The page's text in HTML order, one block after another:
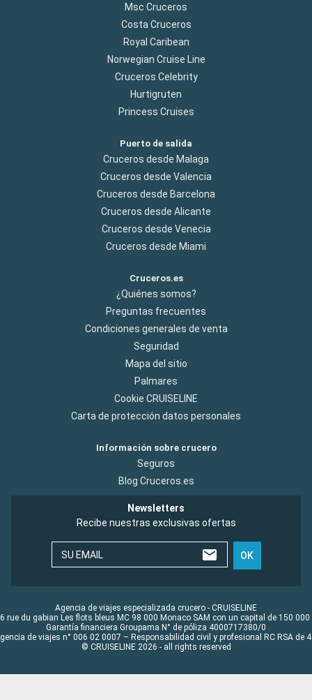
Msc Cruceros
Costa Cruceros
Royal Caribean
Norwegian Cruise Line
Cruceros Celebrity
Hurtigruten
Princess Cruises
Puerto de salida
Cruceros desde Malaga
Cruceros desde Valencia
Cruceros desde Barcelona
Cruceros desde Alicante
Cruceros desde Venecia
Cruceros desde Miami
Cruceros.es
¿Quiénes somos?
Preguntas frecuentes
Condiciones generales de venta
Seguridad
Mapa del sitio
Palmares
Cookie CRUISELINE
Carta de protección datos personales
Información sobre crucero
Seguros
Blog Cruceros.es
Newsletters
Recibe nuestras exclusivas ofertas
SU EMAIL OK
Agencia de viajes especializada crucero - CRUISELINE
rue du gabian Les flots bleus MC 98 000 Monaco SAM con un capital de 150 000
Garantía financiera Groupama N° de póliza 4000717380/0
de viajes n° 006 02 0007 – Responsabilidad civil y profesional RC RSA de
© CRUISELINE 2026 - all rights reserved